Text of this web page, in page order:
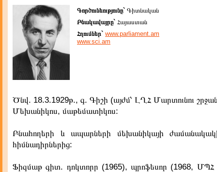
Գործունեությունը` Գիտնական
Բնակավայրը` Հայաստան
Հղումներ` www.parliament.am
www.sci.am
Ծնվ. 18.3.1929թ., գ. Գիշի (այժմ՝ ԼՂՀ Մարտունու
Մեխանիկոս, մաթեմատիկոս:
Բնահողերի և ապարների մեխանիկայի
հիմնադիրներից:
Ֆիզմաթ գիտ. դոկտորր (1965), պրոֆեսոր (1968,